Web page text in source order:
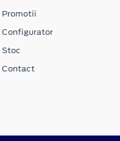
Promotii
Configurator
Stoc
Contact